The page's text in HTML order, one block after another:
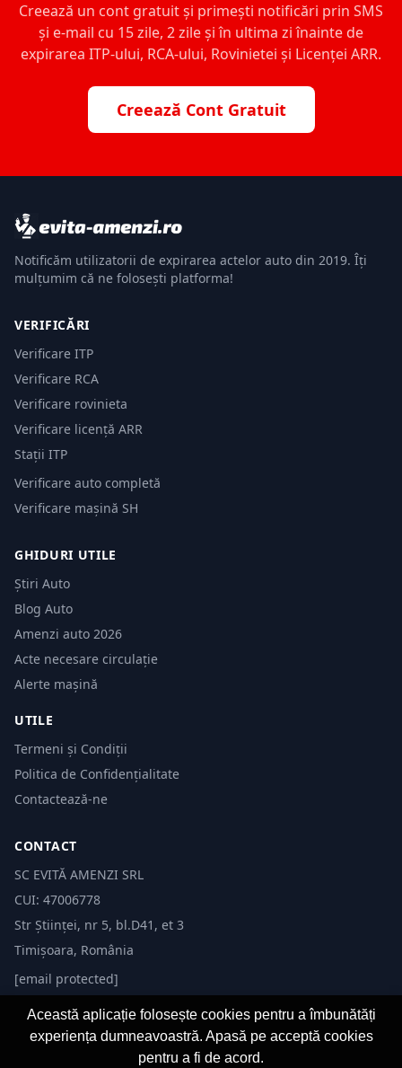
Creează un cont gratuit și primești notificări prin SMS
și e-mail cu 15 zile, 2 zile și în ultima zi înainte de
expirarea ITP-ului, RCA-ului, Rovinietei și Licenței ARR.
Creează Cont Gratuit
Notificăm utilizatorii de expirarea actelor auto din 2019. Îți
mulțumim că ne folosești platforma!
VERIFICĂRI
Verificare ITP
Verificare RCA
Verificare rovinieta
Verificare licență ARR
Stații ITP
Verificare auto completă
Verificare mașină SH
GHIDURI UTILE
Știri Auto
Blog Auto
Amenzi auto 2026
Acte necesare circulație
Alerte mașină
UTILE
Termeni și Condiții
Politica de Confidențialitate
Contactează-ne
CONTACT
SC EVITĂ AMENZI SRL
CUI: 47006778
Str Științei, nr 5, bl.D41, et 3
Timișoara, România
[email protected]
Această aplicație folosește cookies pentru a îmbunătăți
experiența dumneavoastră. Apasă pe acceptă cookies
pentru a fi de acord.